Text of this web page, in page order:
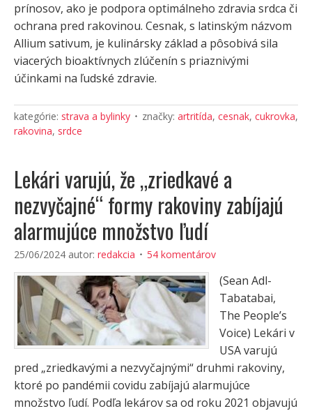
prínosov, ako je podpora optimálneho zdravia srdca či
ochrana pred rakovinou. Cesnak, s latinským názvom
Allium sativum, je kulinársky základ a pôsobivá sila
viacerých bioaktívnych zlúčenín s priaznivými
účinkami na ľudské zdravie.
kategórie: strava a bylinky značky: artritída, cesnak, cukrovka,
rakovina, srdce
Lekári varujú, že „zriedkavé a
nezvyčajné“ formy rakoviny zabíjajú
alarmujúce množstvo ľudí
25/06/2024 autor: redakcia 54 komentárov
(Sean Adl-
Tabatabai,
The People’s
Voice) Lekári v
USA varujú
pred „zriedkavými a nezvyčajnými“ druhmi rakoviny,
ktoré po pandémii covidu zabíjajú alarmujúce
množstvo ľudí. Podľa lekárov sa od roku 2021 objavujú